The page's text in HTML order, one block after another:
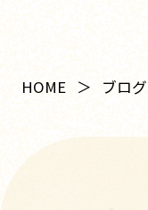
HOME ブログ